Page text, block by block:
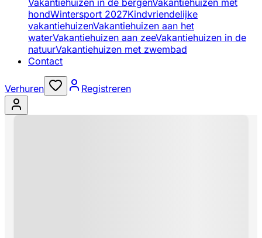
Vakantiehuizen in de bergenVakantiehuizen met
hondWintersport 2027Kindvriendelijke
vakantiehuizenVakantiehuizen aan het
waterVakantiehuizen aan zeeVakantiehuizen in de
natuurVakantiehuizen met zwembad
Contact
Verhuren Registreren